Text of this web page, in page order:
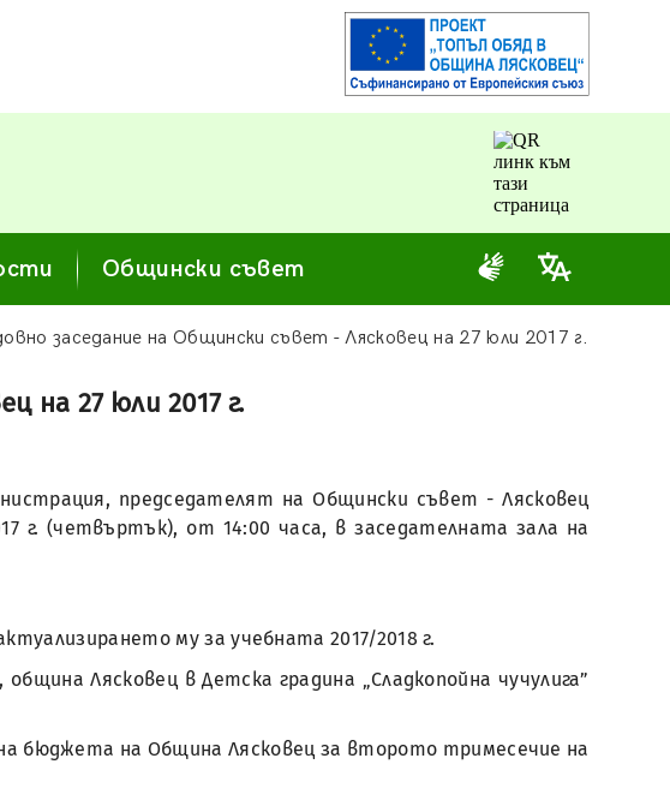
Общински съвет
заседание на Общински съвет - Лясковец на 27 юли 2017 г.
на 27 юли 2017 г.
председателят на Общински съвет - Лясковец
г. (четвъртък), от 14:00 часа, в заседателната зала на
му за учебната 2017/2018 г.
Лясковец в Детска градина „Сладкопойна чучулига”
бюджета на Община Лясковец за второто тримесечие на